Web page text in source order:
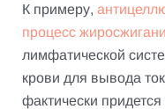
К примеру,
процесс
лимфатической
крови для вывода
фактически